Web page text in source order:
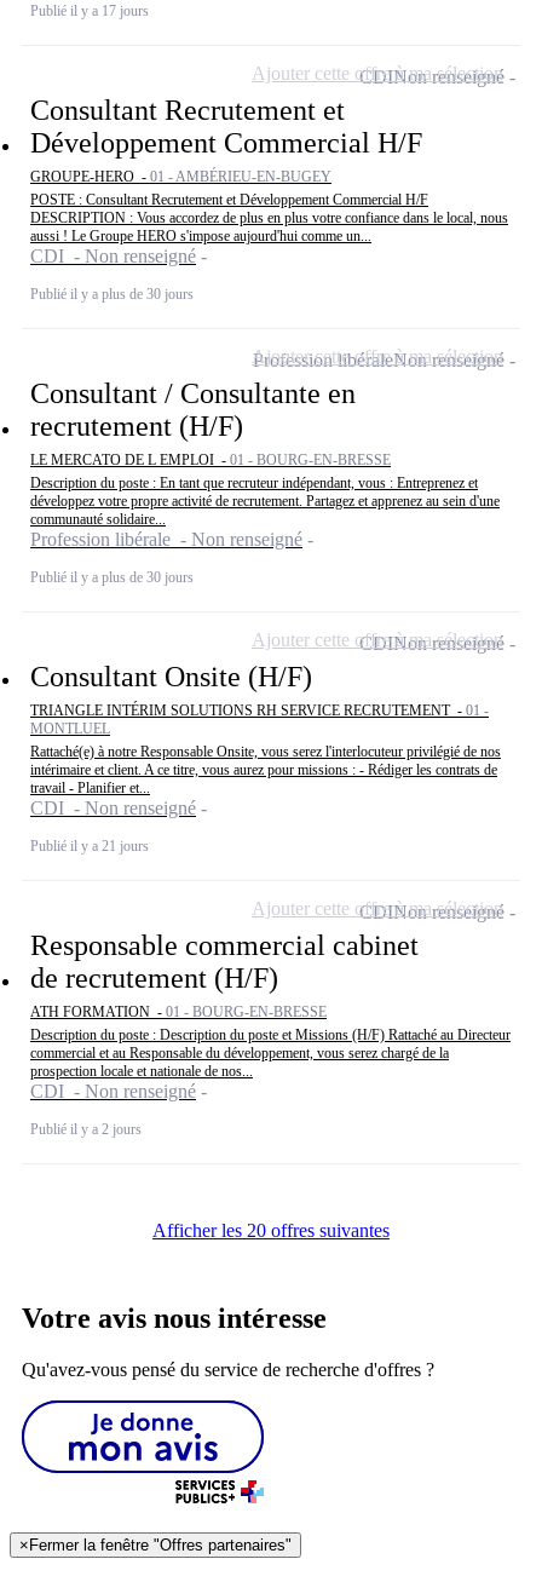
Publié il y a 17 jours
Consultant Recrutement et
Développement Commercial H/F
GROUPE-HERO - 01 - AMBÉRIEU-EN-BUGEY
POSTE : Consultant Recrutement et Développement Commercial H/F
DESCRIPTION : Vous accordez de plus en plus votre confiance dans le local, nous
aussi ! Le Groupe HERO s'impose aujourd'hui comme un...
CDI - Non renseigné
Publié il y a plus de 30 jours
CDINon renseigné
Ajouter cette offre à ma sélection
Consultant / Consultante en
recrutement (H/F)
LE MERCATO DE L EMPLOI - 01 - BOURG-EN-BRESSE
Description du poste : En tant que recruteur indépendant, vous : Entreprenez et
développez votre propre activité de recrutement. Partagez et apprenez au sein d'une
communauté solidaire...
Profession libérale - Non renseigné
Publié il y a plus de 30 jours
Profession libéraleNon renseigné
Ajouter cette offre à ma sélection
Consultant Onsite (H/F)
TRIANGLE INTÉRIM SOLUTIONS RH SERVICE RECRUTEMENT - 01 -
MONTLUEL
Rattaché(e) à notre Responsable Onsite, vous serez l'interlocuteur privilégié de nos
intérimaire et client. A ce titre, vous aurez pour missions : - Rédiger les contrats de
travail - Planifier et...
CDI - Non renseigné
Publié il y a 21 jours
CDINon renseigné
Ajouter cette offre à ma sélection
Responsable commercial cabinet
de recrutement (H/F)
ATH FORMATION - 01 - BOURG-EN-BRESSE
Description du poste : Description du poste et Missions (H/F) Rattaché au Directeur
commercial et au Responsable du développement, vous serez chargé de la
prospection locale et nationale de nos...
CDI - Non renseigné
Publié il y a 2 jours
CDINon renseigné
Ajouter cette offre à ma sélection
Afficher les 20 offres suivantes
Votre avis nous intéresse
Qu'avez-vous pensé du service de recherche d'offres ?
×Fermer la fenêtre "Offres partenaires"